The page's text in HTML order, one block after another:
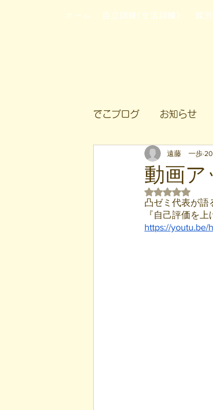
ホーム 自立訓練(生活訓練) 就
でこブログ お知らせ
動画ア
遠藤 一歩
5つ星のうち
凸ゼミ代表が語
『自己評価を上
https://youtu.be/